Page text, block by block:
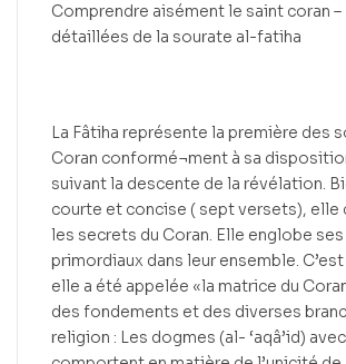
Comprendre aisément le saint coran
détaillées de la sourate al-fatiha
La Fâtiha représente la première des
Coran conformé¬ment à sa
suivant la descente de la révélation.
courte et concise ( sept versets),
les secrets du Coran. Elle englobe
primordiaux dans leur ensemble.
elle a été appelée «la matrice du
des fondements et des diverses
religion : Les dogmes (al- ‘aqâ’id)